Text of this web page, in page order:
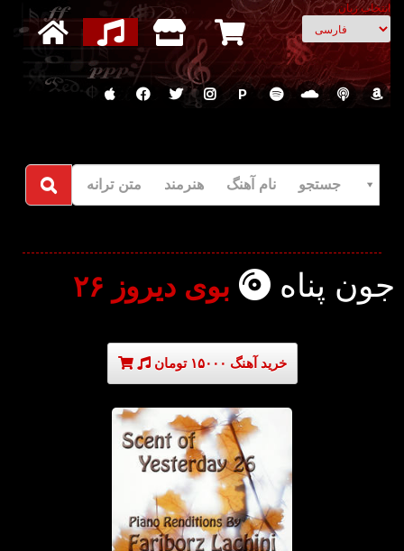
انتخاب زبان
P
جستجو نام آهنگ هنرمند متن ترانه
جون پناه بوی دیروز ۲۶
خرید آهنگ ۱۵۰۰۰ تومان